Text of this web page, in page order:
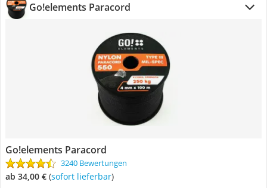
Go!elements Paracord
Go!elements Paracord
3240 Bewertungen
ab 34,00 € ( Sofort lieferbar)